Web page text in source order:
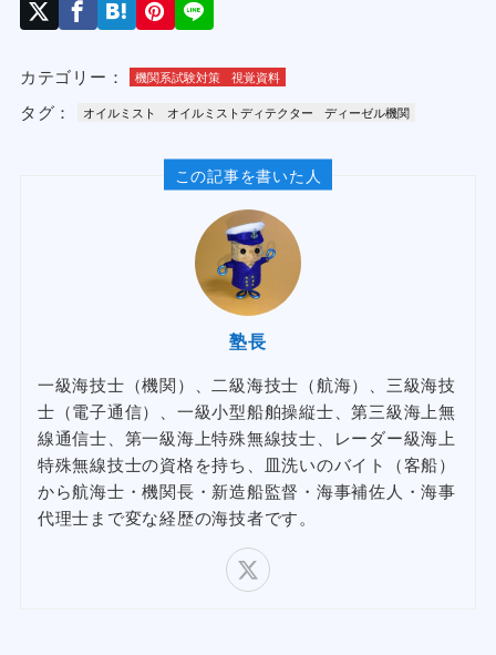
カテゴリー： 機関系試験対策 視覚資料
タグ： オイルミスト オイルミストディテクター ディーゼル機関
この記事を書いた人
塾長
一級海技士（機関）、二級海技士（航海）、三級海技
士（電子通信）、一級小型船舶操縦士、第三級海上無
線通信士、第一級海上特殊無線技士、レーダー級海上
特殊無線技士の資格を持ち、皿洗いのバイト（客船）
から航海士・機関長・新造船監督・海事補佐人・海事
代理士まで変な経歴の海技者です。